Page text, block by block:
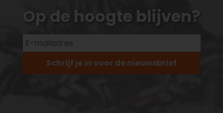
Op de hoogte blijven?
Schrijf je in voor de nieuwsbrief